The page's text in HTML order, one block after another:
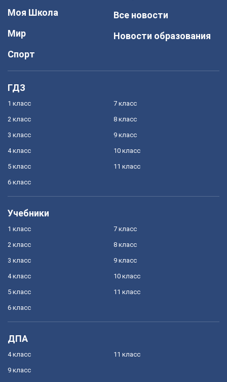
Моя Школа
Мир
Спорт
Все новости
Новости образования
ГДЗ
1 класс
2 класс
3 класс
4 класс
5 класс
6 класс
7 класс
8 класс
9 класс
10 класс
11 класс
Учебники
1 класс
2 класс
3 класс
4 класс
5 класс
6 класс
7 класс
8 класс
9 класс
10 класс
11 класс
ДПА
4 класс
9 класс
11 класс